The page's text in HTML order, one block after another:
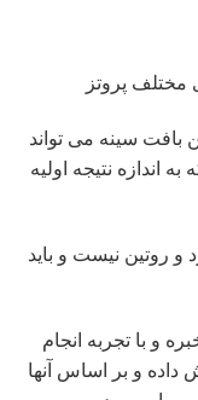
مختلف پروتز
بافت سینه می تواند
اندازه نتیجه اولیه
و روتین نیست و باید
و با تجربه انجام
و بر اساس آنها